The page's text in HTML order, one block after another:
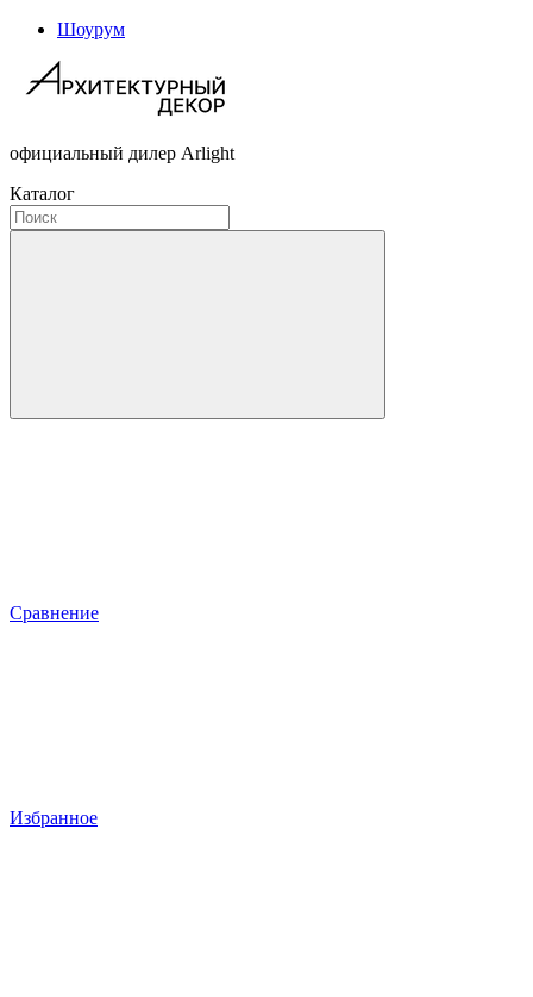
Шоурум
официальный дилер Arlight
Каталог
Сравнение
Избранное